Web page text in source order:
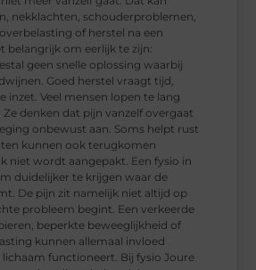
nekklachten, schouderproblemen,
of herstel na een
belangrijk om eerlijk te zijn:
geen snelle oplossing waarbij
Goed herstel vraagt tijd,
inzet. Veel mensen lopen te lang
denken dat pijn vanzelf overgaat
onbewust aan. Soms helpt rust
kunnen ook terugkomen
niet wordt aangepakt. Een fysio in
duidelijker te krijgen waar de
De pijn zit namelijk niet altijd op
probleem begint. Een verkeerde
beperkte beweeglijkheid of
kunnen allemaal invloed
functioneert. Bij fysio Joure